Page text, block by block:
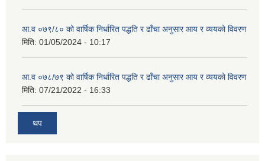
आ.व ०७९/८० को वार्षिक निर्धारित पद्धति र ढाँचा अनुसार आय र व्ययको विवरण
मिति: 01/05/2024 - 10:17
आ.व ०७८/७९ को वार्षिक निर्धारित पद्धति र ढाँचा अनुसार आय र व्ययको विवरण
मिति: 07/21/2022 - 16:33
थप